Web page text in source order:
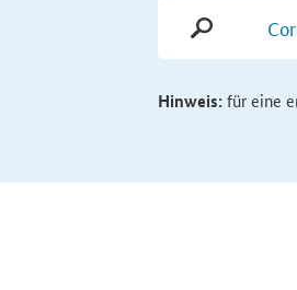
Hinweis:für eine